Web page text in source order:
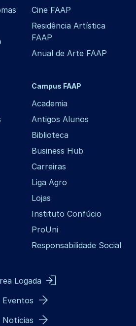
Cine FAAP
Residência Artística
FAAP
Anual de Arte FAAP
Campus FAAP
Academia
Antigos Alunos
Biblioteca
Business Hub
Carreiras
Liga Agro
Lojas
Instituto Confúcio
ProUni
Responsabilidade Social
Logada
Eventos
Notícias